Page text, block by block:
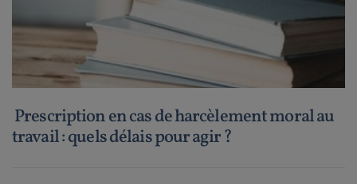
Prescription en cas de harcèlement moral au
travail : quels délais pour agir ?